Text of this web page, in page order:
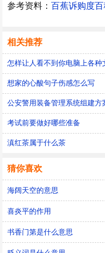
参考资料： 百蕉诉购度
相关推荐
怎样让人看不到你电脑上各种
想家的心酸句子伤感怎么写
考试前要做好哪些准备
滇红茶属于什么茶
猜你喜欢
海阔天空的意思
喜炎平的作用
书香门第是什么意思